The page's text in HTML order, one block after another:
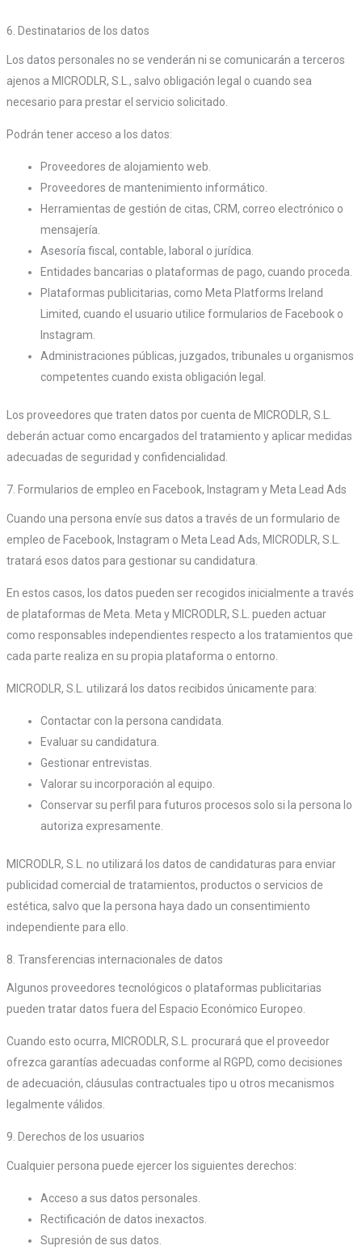
6. Destinatarios de los datos
Los datos personales no se venderán ni se comunicarán a terceros
ajenos a MICRODLR, S.L., salvo obligación legal o cuando sea
necesario para prestar el servicio solicitado.
Podrán tener acceso a los datos:
Proveedores de alojamiento web.
Proveedores de mantenimiento informático.
Herramientas de gestión de citas, CRM, correo electrónico o
mensajería.
Asesoría fiscal, contable, laboral o jurídica.
Entidades bancarias o plataformas de pago, cuando proceda.
Plataformas publicitarias, como Meta Platforms Ireland
Limited, cuando el usuario utilice formularios de Facebook o
Instagram.
Administraciones públicas, juzgados, tribunales u organismos
competentes cuando exista obligación legal.
Los proveedores que traten datos por cuenta de MICRODLR, S.L.
deberán actuar como encargados del tratamiento y aplicar medidas
adecuadas de seguridad y confidencialidad.
7. Formularios de empleo en Facebook, Instagram y Meta Lead Ads
Cuando una persona envíe sus datos a través de un formulario de
empleo de Facebook, Instagram o Meta Lead Ads, MICRODLR, S.L.
tratará esos datos para gestionar su candidatura.
En estos casos, los datos pueden ser recogidos inicialmente a través
de plataformas de Meta. Meta y MICRODLR, S.L. pueden actuar
como responsables independientes respecto a los tratamientos que
cada parte realiza en su propia plataforma o entorno.
MICRODLR, S.L. utilizará los datos recibidos únicamente para:
Contactar con la persona candidata.
Evaluar su candidatura.
Gestionar entrevistas.
Valorar su incorporación al equipo.
Conservar su perfil para futuros procesos solo si la persona lo
autoriza expresamente.
MICRODLR, S.L. no utilizará los datos de candidaturas para enviar
publicidad comercial de tratamientos, productos o servicios de
estética, salvo que la persona haya dado un consentimiento
independiente para ello.
8. Transferencias internacionales de datos
Algunos proveedores tecnológicos o plataformas publicitarias
pueden tratar datos fuera del Espacio Económico Europeo.
Cuando esto ocurra, MICRODLR, S.L. procurará que el proveedor
ofrezca garantías adecuadas conforme al RGPD, como decisiones
de adecuación, cláusulas contractuales tipo u otros mecanismos
legalmente válidos.
9. Derechos de los usuarios
Cualquier persona puede ejercer los siguientes derechos:
Acceso a sus datos personales.
Rectificación de datos inexactos.
Supresión de sus datos.